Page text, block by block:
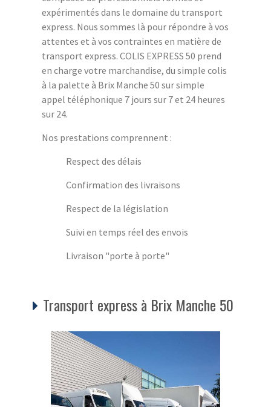
expérimentés dans le domaine du transport
express. Nous sommes là pour répondre à vos
attentes et à vos contraintes en matière de
transport express. COLIS EXPRESS 50 prend
en charge votre marchandise, du simple colis
à la palette à Brix Manche 50 sur simple
appel téléphonique 7 jours sur 7 et 24 heures
sur 24.
Nos prestations comprennent :
Respect des délais
Confirmation des livraisons
Respect de la législation
Suivi en temps réel des envois
Livraison "porte à porte"
Transport express à Brix Manche 50